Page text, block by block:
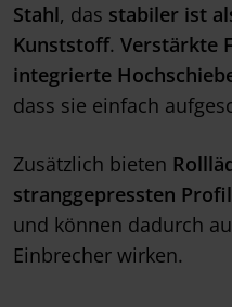
Stahl, das stabiler ist
Kunststoff. Verstärkte
integrierte
dass sie einfach
Zusätzlich bieten
stranggepressten
und können dadurch
Einbrecher wirken.